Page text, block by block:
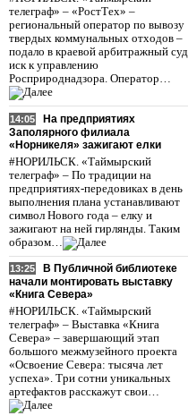
телеграф» – «РостТех» –
региональный оператор по вывозу
твердых коммунальных отходов –
подало в краевой арбитражный суд
иск к управлению
Росприроднадзора. Оператор…
14:05
На предприятиях
Заполярного филиала
«Норникеля» зажигают елки
#НОРИЛЬСК. «Таймырский
телеграф» – По традиции на
предприятиях-передовиках в день
выполнения плана устанавливают
символ Нового года – елку и
зажигают на ней гирлянды. Таким
образом…
13:25
В Публичной библиотеке
начали монтировать выставку
«Книга Севера»
#НОРИЛЬСК. «Таймырский
телеграф» – Выставка «Книга
Севера» – завершающий этап
большого межмузейного проекта
«Освоение Севера: тысяча лет
успеха». Три сотни уникальных
артефактов расскажут свои…